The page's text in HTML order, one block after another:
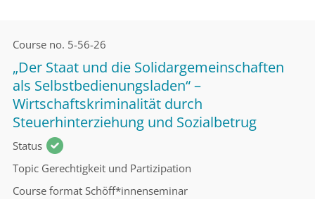
Course no. 5-56-26
„Der Staat und die Solidargemeinschaften
als Selbstbedienungsladen“ –
Wirtschaftskriminalität durch
Steuerhinterziehung und Sozialbetrug
Status
Topic Gerechtigkeit und Partizipation
Course format Schöff*innenseminar